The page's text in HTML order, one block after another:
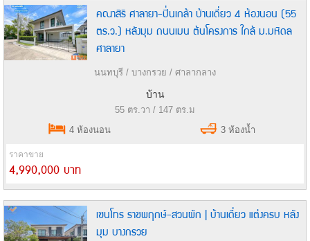
คณาสิริ ศาลายา-ปิ่นเกล้า บ้านเดี่ยว 4 ห้องนอน (55
ตร.ว.) หลังมุม ถนนเมน ต้นโครงการ ใกล้ ม.มหิดล
ศาลายา
นนทบุรี / บางกรวย / ศาลากลาง
บ้าน
55 ตร.วา / 147 ตร.ม
4 ห้องนอน
3 ห้องน้ำ
ราคาขาย
4,990,000 บาท
เซนโทร ราชพฤกษ์-สวนผัก | บ้านเดี่ยว แต่งครบ หลัง
มุม บางกรวย